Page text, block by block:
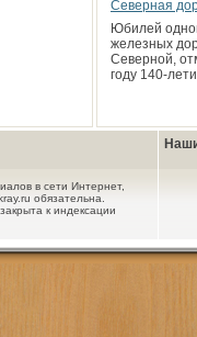
Северная
Юбилей
железных
Северной,
году 140-
в сети Интернет,
обязательна.
к индексации